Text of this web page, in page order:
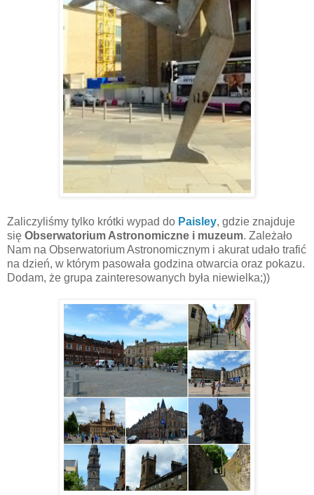
Zaliczyliśmy tylko krótki wypad do Paisley, gdzie znajduje
się Obserwatorium Astronomiczne i muzeum. Zależało
Nam na Obserwatorium Astronomicznym i akurat udało trafić
na dzień, w którym pasowała godzina otwarcia oraz pokazu.
Dodam, że grupa zainteresowanych była niewielka;))